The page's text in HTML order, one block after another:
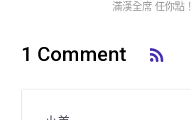
滿漢全席 任你點！
1 Comment